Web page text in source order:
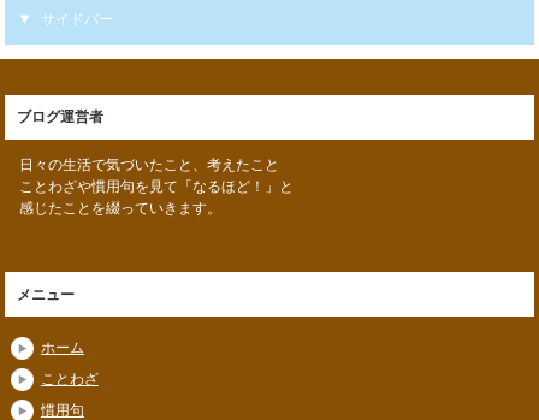
サイドバー
ブログ運営者
日々の生活で気づいたこと、考えたこと
ことわざや慣用句を見て「なるほど！」と
感じたことを綴っていきます。
メニュー
ホーム
ことわざ
慣用句